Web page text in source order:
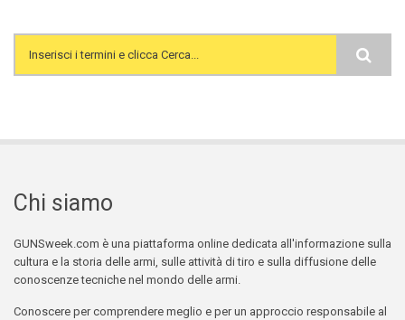
Search form
Chi siamo
GUNSweek.com è una piattaforma online dedicata all'informazione sulla
cultura e la storia delle armi, sulle attività di tiro e sulla diffusione delle
conoscenze tecniche nel mondo delle armi.
Conoscere per comprendere meglio e per un approccio responsabile al